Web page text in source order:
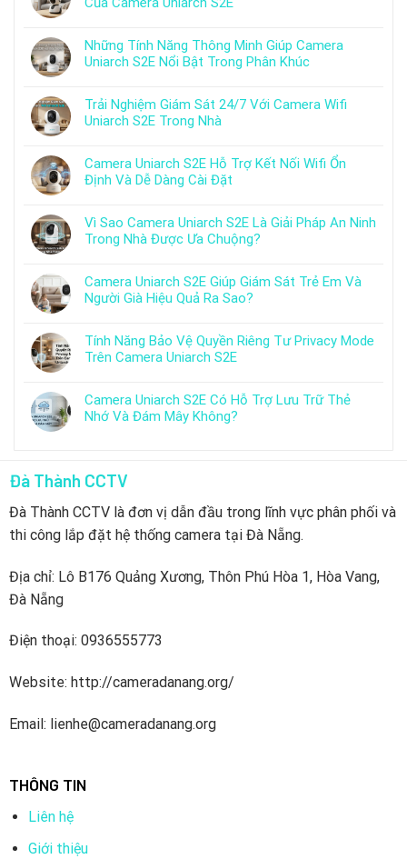
Những Tính Năng Thông Minh Giúp Camera
Uniarch S2E Nổi Bật Trong Phân Khúc
Trải Nghiệm Giám Sát 24/7 Với Camera Wifi
Uniarch S2E Trong Nhà
Camera Uniarch S2E Hỗ Trợ Kết Nối Wifi Ổn
Định Và Dễ Dàng Cài Đặt
Vì Sao Camera Uniarch S2E Là Giải Pháp An Ninh
Trong Nhà Được Ưa Chuộng?
Camera Uniarch S2E Giúp Giám Sát Trẻ Em Và
Người Già Hiệu Quả Ra Sao?
Tính Năng Bảo Vệ Quyền Riêng Tư Privacy Mode
Trên Camera Uniarch S2E
Camera Uniarch S2E Có Hỗ Trợ Lưu Trữ Thẻ
Nhớ Và Đám Mây Không?
Đà Thành CCTV
Đà Thành CCTV là đơn vị dẫn đầu trong lĩnh vực phân phối và
thi công lắp đặt hệ thống camera tại Đà Nẵng.
Địa chỉ: Lô B176 Quảng Xương, Thôn Phú Hòa 1, Hòa Vang,
Đà Nẵng
Điện thoại: 0936555773
Website: http://cameradanang.org/
Email: lienhe@cameradanang.org
THÔNG TIN
Liên hệ
Giới thiệu